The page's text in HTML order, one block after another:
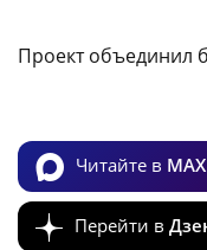
Проект объединил
Читайте в MAX
Перейти в